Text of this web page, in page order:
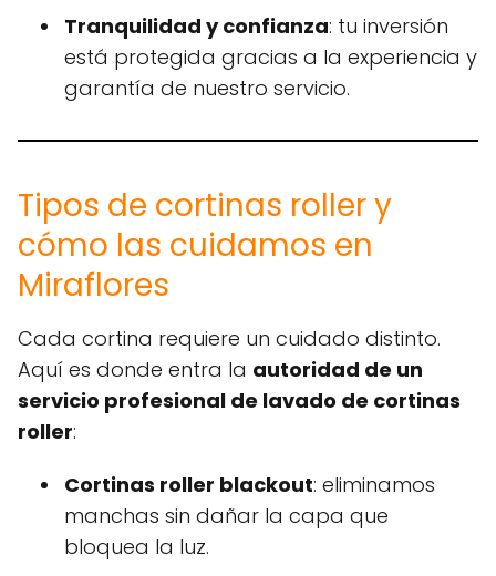
Tranquilidad y confianza: tu inversión
está protegida gracias a la experiencia y
garantía de nuestro servicio.
Tipos de cortinas roller y
cómo las cuidamos en
Miraflores
Cada cortina requiere un cuidado distinto.
Aquí es donde entra la autoridad de un
servicio profesional de lavado de cortinas
roller:
Cortinas roller blackout: eliminamos
manchas sin dañar la capa que
bloquea la luz.